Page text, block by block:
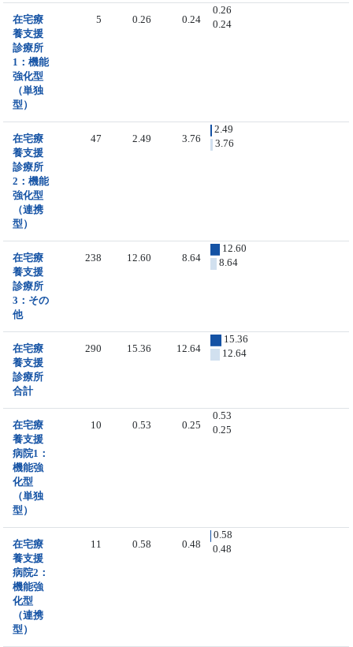
在宅療
養支援
診療所
1：機能
強化型
（単独
型）
5 0.26 0.24
0.26
0.24
在宅療
養支援
診療所
2：機能
強化型
（連携
型）
47 2.49 3.76
2.49
3.76
在宅療
養支援
診療所
3：その
他
238 12.60 8.64
12.60
8.64
在宅療
養支援
診療所
合計
290 15.36 12.64
15.36
12.64
在宅療
養支援
病院1：
機能強
化型
（単独
型）
10 0.53 0.25
0.53
0.25
在宅療
養支援
病院2：
機能強
化型
（連携
型）
11 0.58 0.48
0.58
0.48